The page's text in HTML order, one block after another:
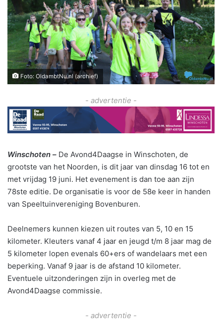
Foto: OldambtNu.nl (archief)
- advertentie -
Winschoten – De Avond4Daagse in Winschoten, de
grootste van het Noorden, is dit jaar van dinsdag 16 tot en
met vrijdag 19 juni. Het evenement is dan toe aan zijn
78ste editie. De organisatie is voor de 58e keer in handen
van Speeltuinvereniging Bovenburen.
Deelnemers kunnen kiezen uit routes van 5, 10 en 15
kilometer. Kleuters vanaf 4 jaar en jeugd t/m 8 jaar mag de
5 kilometer lopen evenals 60+ers of wandelaars met een
beperking. Vanaf 9 jaar is de afstand 10 kilometer.
Eventuele uitzonderingen zijn in overleg met de
Avond4Daagse commissie.
- advertentie -